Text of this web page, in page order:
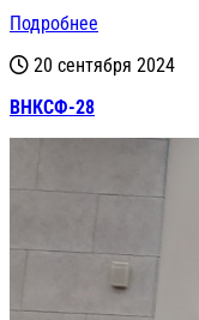
Подробнее
20 сентября 2024
ВНКСФ-28